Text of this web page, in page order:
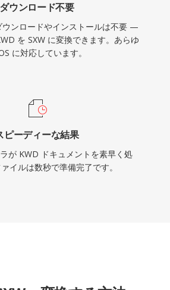
ダウンロード不要
ウンロードやインストールは不要 —
を SXW に変換できます。あらゆ
に対応しています。
ピーディーな結果
が KWD ドキュメントを素早く処
イルは数秒で準備完了です。